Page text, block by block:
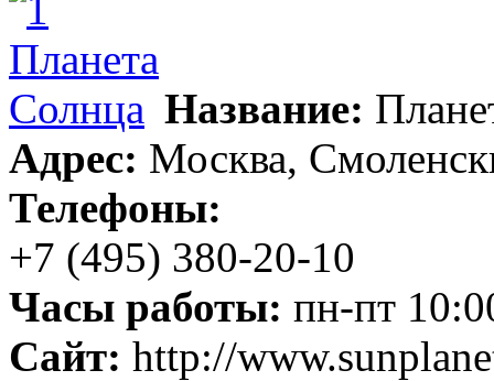
Название:
Адрес: Москва,
Телефоны:
+7 (495) 380-20-10
Часы работы: пн-пт
Сайт: http://